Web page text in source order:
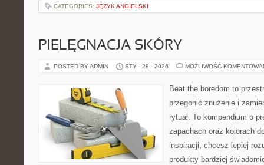
CATEGORIES: JĘZYK ANGIELSKI
PIELĘGNACJA SKÓRY
POSTED BY ADMIN STY - 28 - 2026 MOŻLIWOŚĆ
Beat the boredom to
przegonić znużenie i
rytuał. To kompendium o
zapachach oraz kolorach
inspiracji, chcesz lepiej
produkty bardziej